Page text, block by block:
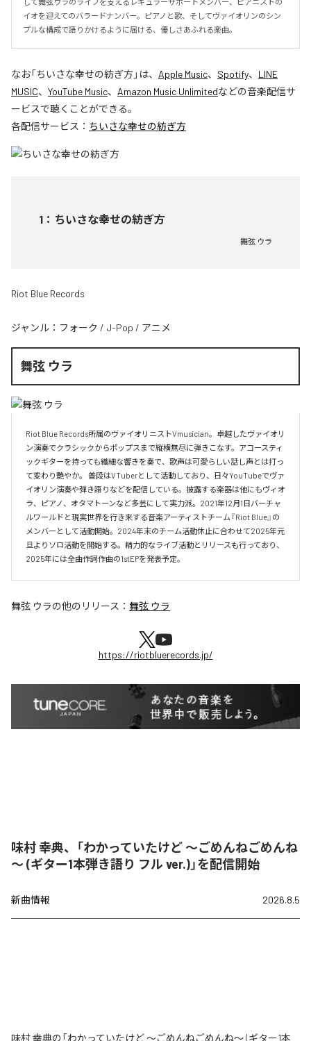
して舞弦ウラのライブを支えるレギュラーサポートメンバー、ピアニストの
イオを迎えてのバラードナンバー。ピアノと歌、そしてヴァイオリンのシン
プルな構成で語りかけるように届ける、優しさあふれる楽曲。
なお「ちいさな幸せの紡ぎ方」は、 Apple Music、 Spotify、 LINE
MUSIC、 YouTube Music、 Amazon Music Unlimitedなどの音楽配信サ
ービスで聴くことができる。
各配信サービス： ちいさな幸せの紡ぎ方
1 ： ちいさな幸せの紡ぎ方
舞弦 ウラ
Riot Blue Records
ジャンル： フォーク / J-Pop / アニメ
舞弦 ウラ
Riot Blue Records所属のヴァイオリニストVmusician。卓越したヴァイオリ
ン演奏でクラシックからポップスまで縦横無尽に弾きこなす。アコースティ
ックギターを持っても繊細な響きを奏で、歌声は可愛らしい話し声とは打っ
て変わり艷やか。 普段はVTuberとして活動しており、日々YouTubeでヴァ
イオリン演奏や弾き語りなどを配信している。披露する楽器は他にもヴィオ
ラ、ピアノ、オタマトーンなど多芸にして実力派。2021年12月1日バーチャ
ルワールドと現実世界を行き来する音楽アーティストチーム『Riot Blue』の
メンバーとして活動開始。2024年末のチーム活動休止に合わせて2025年元
旦よりソロ活動を開始する。精力的なライブ活動とリリースも行っており、
2025年には全曲作詞作曲の1stEPを発表予定。
舞弦 ウラの他のリリース： 舞弦 ウラ
https://riotbluerecords.jp/
味村 幸典、「わかっていたけど ～ごめんねごめんね
～ (ギター1本弾き語り フル ver.)」を配信開始
新曲情報 2026.8.5
味村 幸典の「わかっていたけど ～ごめんねごめんね～ (ギター1本